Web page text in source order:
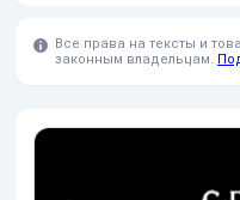
Все права на тексты и
законным владельцам.